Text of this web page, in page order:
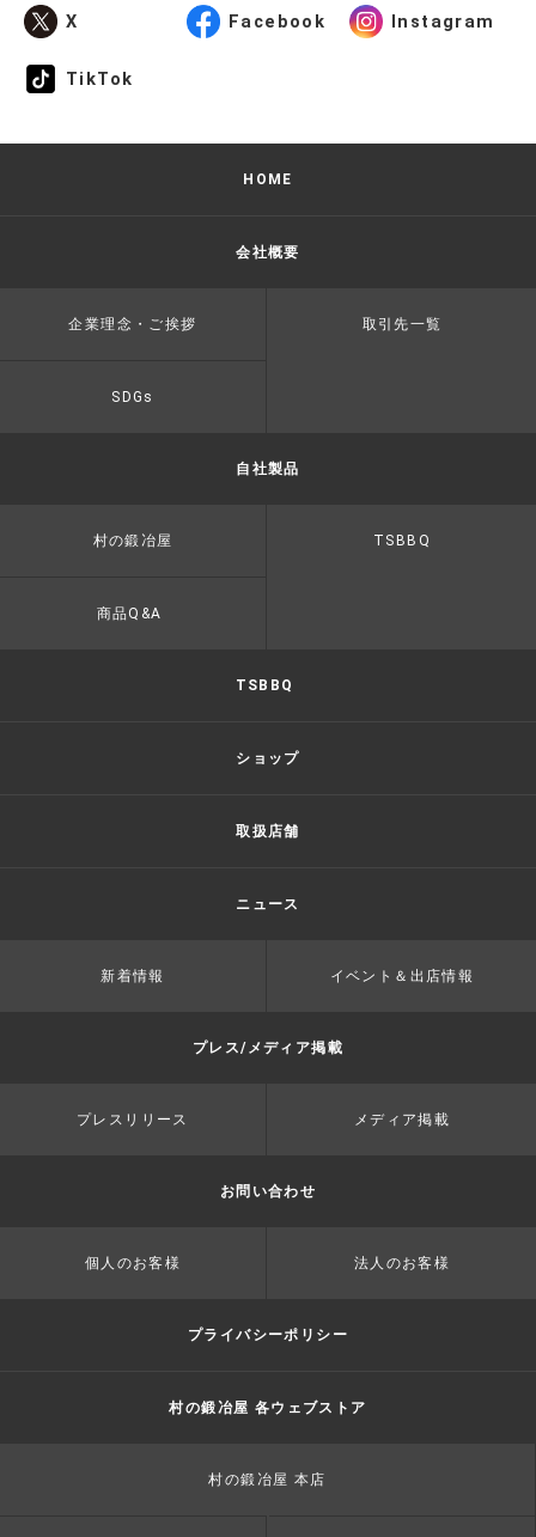
X Facebook Instagram
TikTok
HOME
会社概要
企業理念・ご挨拶 取引先一覧
SDGs
自社製品
村の鍛冶屋 TSBBQ
商品Q&A
TSBBQ
ショップ
取扱店舗
ニュース
新着情報 イベント＆出店情報
プレス/メディア掲載
プレスリリース メディア掲載
お問い合わせ
個人のお客様 法人のお客様
プライバシーポリシー
村の鍛冶屋 各ウェブストア
村の鍛冶屋 本店